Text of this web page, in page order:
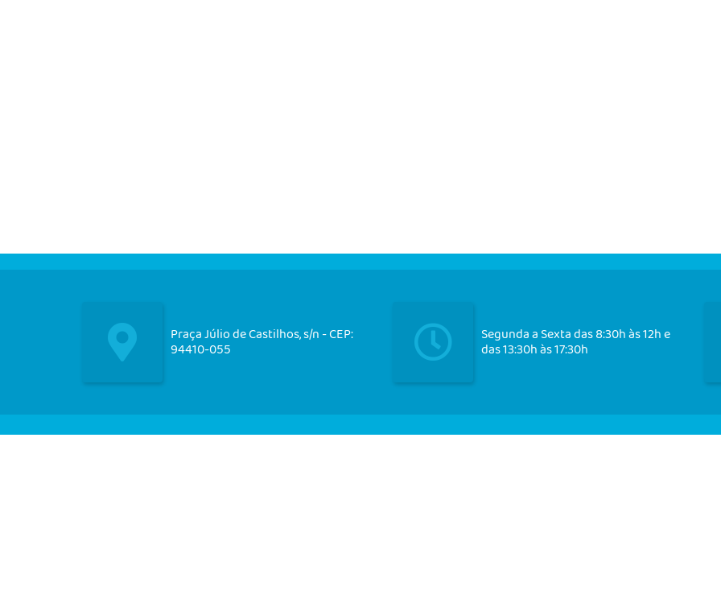
Praça Júlio de Castilhos, s/n - CEP:
94410-055
Segunda a Sexta das 8:30h às 12h e
das 13:30h às 17:30h